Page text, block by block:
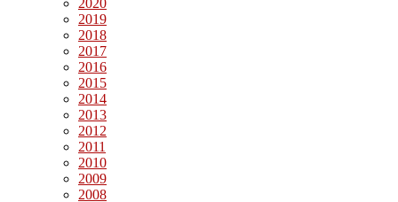
2020
2019
2018
2017
2016
2015
2014
2013
2012
2011
2010
2009
2008